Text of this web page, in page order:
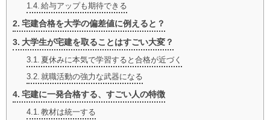
給与アップも期待できる
宅建合格を大学の偏差値に例えると？
大学生が宅建を取ることはすごい大変？
夏休みに本気で学習すると合格が近づく
就職活動の強力な武器になる
宅建に一発合格する、すごい人の特徴
教材は統一する